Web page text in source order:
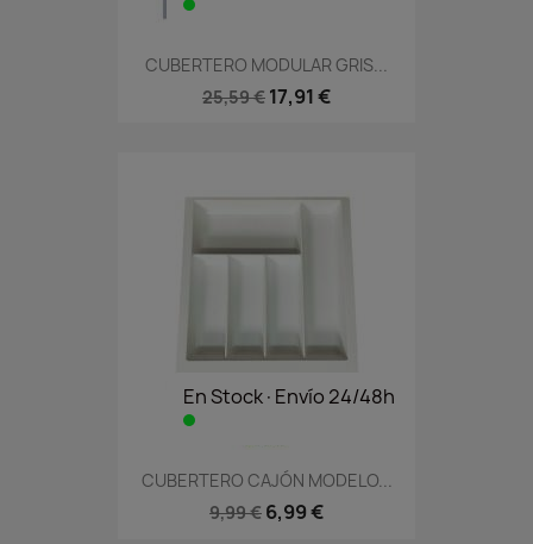
CUBERTERO MODULAR GRIS...
25,59 € 17,91 €
En Stock·Envío 24/48h
CUBERTERO CAJÓN MODELO...
9,99 € 6,99 €